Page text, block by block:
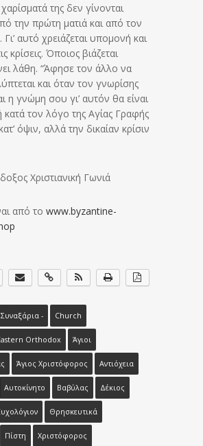
της δεν γίνονται
την πρώτη ματιά και από τον
αυτό χρειάζεται υπομονή και
κρίσεις. Όποιος βιάζεται
λάθη. “Άφησε τον άλλο να
και όταν τον γνωρίσης
η γνώμη σου γι’ αυτόν θα είναι
κατά τον λόγο της Αγίας Γραφής
όψιν, αλλά την δικαίαν κρίσιν
Χριστιανική Γωνιά
από το www.byzantine-
- Church
Orthodox Άγιοι
Άγιος Χριστόφορος Αντιόχεια
Αυτοκίνητο Βαβύλας Δέκιος
Θρησκευτικά
Πίστη Χριστόφορος